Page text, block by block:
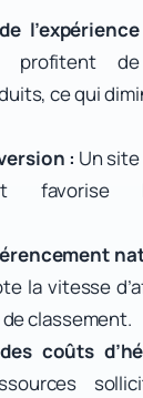
profitent
ce qui
: Un
favorise
la vitesse
classement.
coûts